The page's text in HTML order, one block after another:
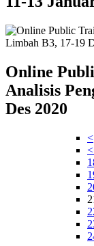
Online
Analisis
Des 2020
<